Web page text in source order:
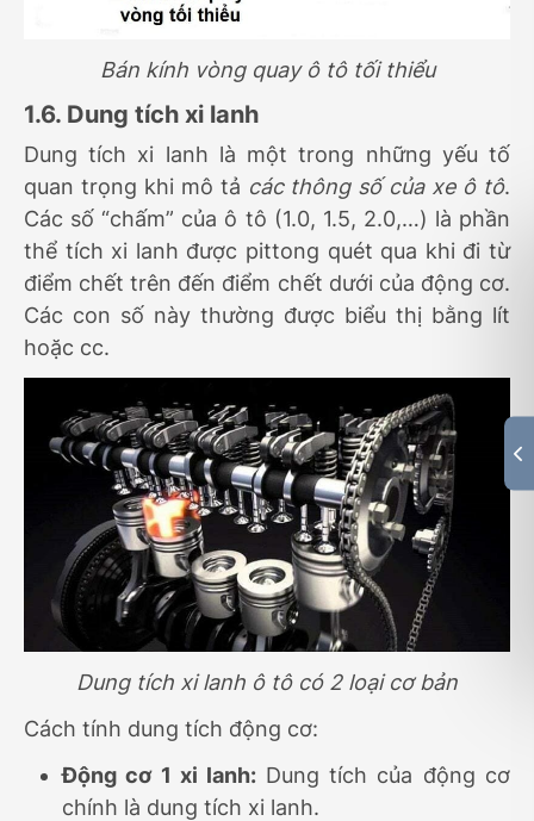
Bán kính vòng quay ô tô tối thiểu
1.6. Dung tích xi lanh
Dung tích xi lanh là một trong những yếu tố
quan trọng khi mô tả các thông số của xe ô tô.
Các số “chấm” của ô tô (1.0, 1.5, 2.0,…) là phần
thể tích xi lanh được pittong quét qua khi đi từ
điểm chết trên đến điểm chết dưới của động cơ.
Các con số này thường được biểu thị bằng lít
hoặc cc.
Dung tích xi lanh ô tô có 2 loại cơ bản
Cách tính dung tích động cơ:
Động cơ 1 xi lanh: Dung tích của động cơ
chính là dung tích xi lanh.